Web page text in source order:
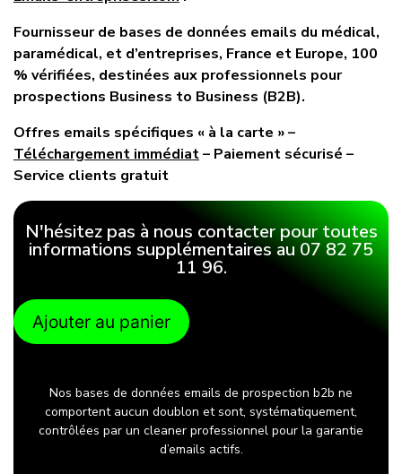
Fournisseur de bases de données emails du médical,
paramédical, et d’entreprises, France et Europe, 100
% vérifiées, destinées aux professionnels pour
prospections Business to Business (B2B).
Offres emails spécifiques « à la carte » –
Téléchargement immédiat– Paiement sécurisé –
Service clients gratuit
N'hésitez pas à nous contacter pour toutes
informations supplémentaires au 07 82 75
11 96.
Ajouter au panier
Nos bases de données emails de prospection b2b ne
comportent aucun doublon et sont, systématiquement,
contrôlées par un cleaner professionnel pour la garantie
d’emails actifs.